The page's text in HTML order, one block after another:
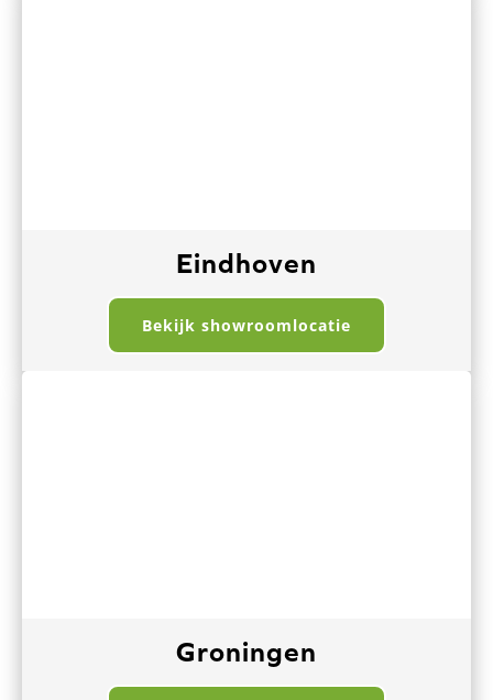
Eindhoven
Bekijk showroomlocatie
Groningen